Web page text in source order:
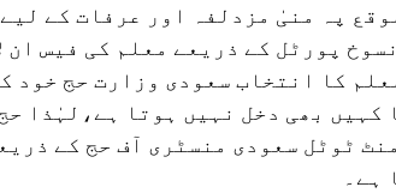
پہ منیٰ مزدلفہ اور عرفات کے
پورٹل کے ذریعے معلم کی فیس ان
کا انتخاب سعودی وزارت حج خود
کہیں بھی دخل نہیں ہوتا ہے،لہٰذا
ٹوٹل سعودی منسٹری آف حج کے
ہے۔